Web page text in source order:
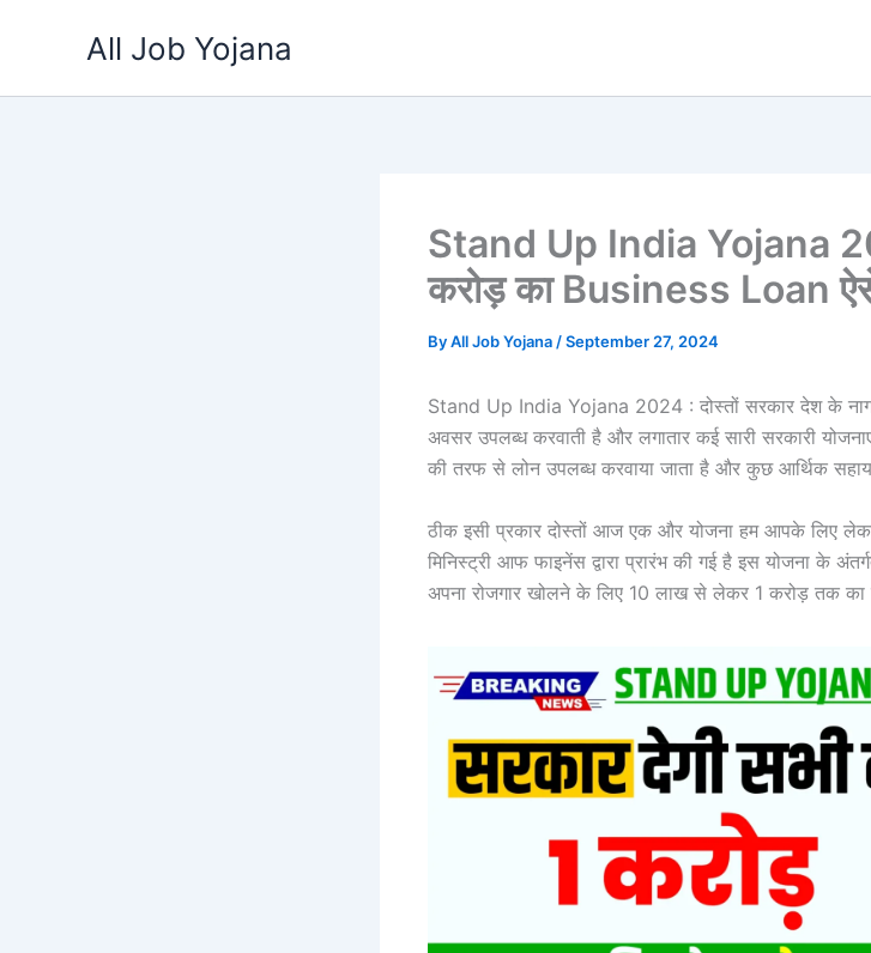
All Job Yojana
Stand Up India Yojana
करोड़ का Business Loan
ByAll Job Yojana /September 27, 2024
Stand Up India Yojana 2024 : दोस्तों सरकार देश के
अवसर उपलब्ध करवाती है और लगातार कई सारी सरकारी
की तरफ से लोन उपलब्ध करवाया जाता है और कुछ आर्थिक
ठीक इसी प्रकार दोस्तों आज एक और योजना हम आपके लिए लेकर
मिनिस्ट्री आफ फाइनेंस द्वारा प्रारंभ की गई है इस योजना के
अपना रोजगार खोलने के लिए 10 लाख से लेकर 1 करोड़ तक का